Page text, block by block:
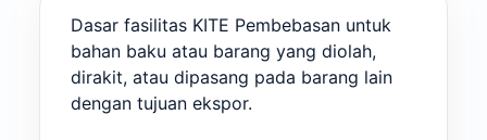
Dasar fasilitas KITE Pembebasan untuk
bahan baku atau barang yang diolah,
dirakit, atau dipasang pada barang lain
dengan tujuan ekspor.